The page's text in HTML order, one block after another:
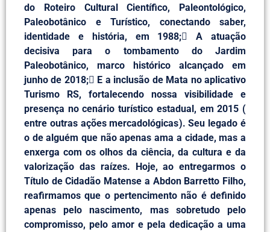
do Roteiro Cultural Científico, Paleontológico,
Paleobotânico e Turístico, conectando saber,
identidade e história, em 1988; A atuação
decisiva para o tombamento do Jardim
Paleobotânico, marco histórico alcançado em
junho de 2018; E a inclusão de Mata no aplicativo
Turismo RS, fortalecendo nossa visibilidade e
presença no cenário turístico estadual, em 2015 (
entre outras ações mercadológicas). Seu legado é
o de alguém que não apenas ama a cidade, mas a
enxerga com os olhos da ciência, da cultura e da
valorização das raízes. Hoje, ao entregarmos o
Título de Cidadão Matense a Abdon Barretto Filho,
reafirmamos que o pertencimento não é definido
apenas pelo nascimento, mas sobretudo pelo
compromisso, pelo amor e pela dedicação a uma